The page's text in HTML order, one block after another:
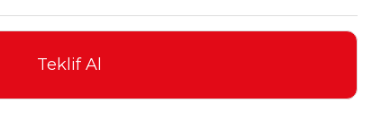
Teklif Al